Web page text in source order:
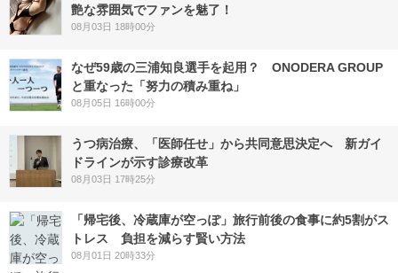
艶な雰囲気でファンを魅了！
08月03日 18時00分
なぜ59歳の三浦知良選手を起用？ ONODERA GROUP
と重なった「努力の積み重ね」
08月05日 16時00分
うつ病治療、「医師任せ」から共同意思決定へ 新ガイ
ドラインが示す診療改革
08月03日 17時25分
「帰宅後、冷蔵庫が空っぽ」旅行前後の食事に約5割がス
トレス 負担を減らす賢い方法
08月01日 20時33分